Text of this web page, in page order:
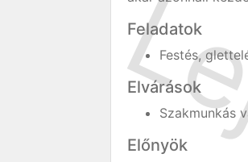
Feladatok
Festés,
Elvárások
Szakmunkás
Előnyök